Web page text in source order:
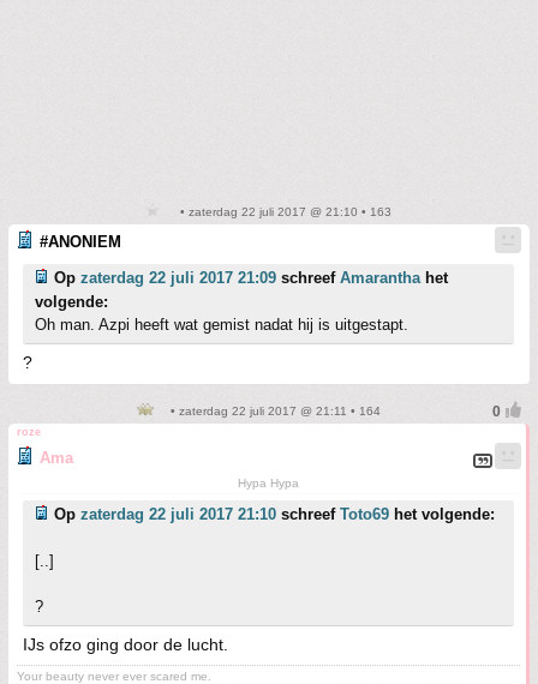
• zaterdag 22 juli 2017 @ 21:10 • 163
#ANONIEM
Op zaterdag 22 juli 2017 21:09 schreef Amaranthahet
volgende:
Oh man. Azpi heeft wat gemist nadat hij is uitgestapt.
?
• zaterdag 22 juli 2017 @ 21:11 • 164
roze
Ama
Hypa Hypa
Op zaterdag 22 juli 2017 21:10 schreef Toto69 het volgende:
[..]
?
IJs ofzo ging door de lucht.
Your beauty never ever scared me.